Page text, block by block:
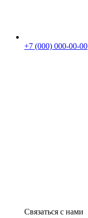
+7 (000) 000-00-00
Связаться с нами